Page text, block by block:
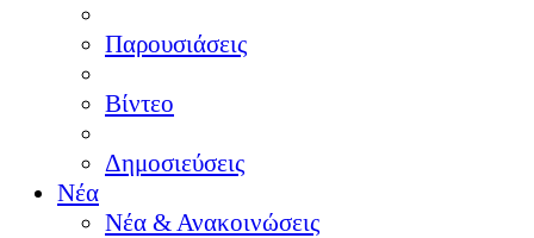
Παρουσιάσεις
Βίντεο
Δημοσιεύσεις
Νέα
Νέα & Ανακοινώσεις